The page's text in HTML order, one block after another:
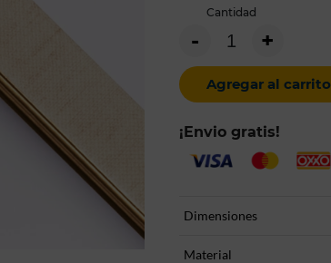
Cantidad
- +
Agregar al carrito
¡Envio gratis!
Dimensiones
Material